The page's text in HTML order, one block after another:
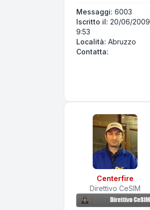
Messaggi: 6003
Iscritto il: 20/06/2009,
9:53
Località: Abruzzo
Contatta:
Centerfire
Direttivo CeSIM